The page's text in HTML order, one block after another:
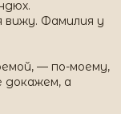
Фамилия у
— по-моему,
докажем, а